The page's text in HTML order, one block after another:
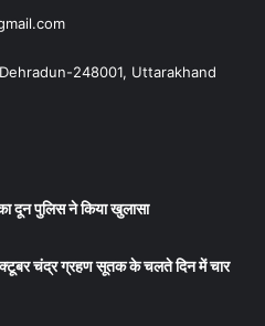
248001, Uttarakhand
दून पुलिस ने किया खुलासा
चंद्र ग्रहण सूतक के चलते दिन में चार